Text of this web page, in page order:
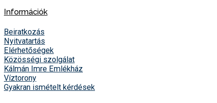
Információk
Beiratkozás
Nyitvatartás
Elérhetőségek
Közösségi szolgálat
Kálmán Imre Emlékház
Víztorony
Gyakran ismételt kérdések